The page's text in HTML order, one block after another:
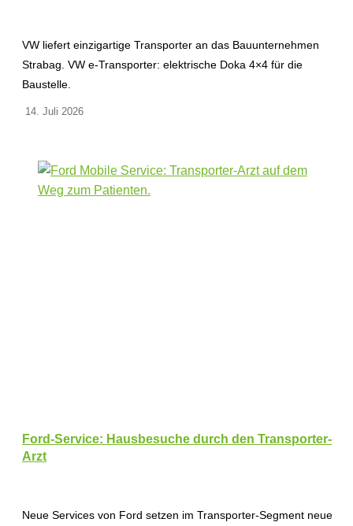
VW liefert einzigartige Transporter an das Bauunternehmen
Strabag. VW e-Transporter: elektrische Doka 4×4 für die
Baustelle.
14. Juli 2026
Ford-Service: Hausbesuche durch den Transporter-
Arzt
Neue Services von Ford setzen im Transporter-Segment neue